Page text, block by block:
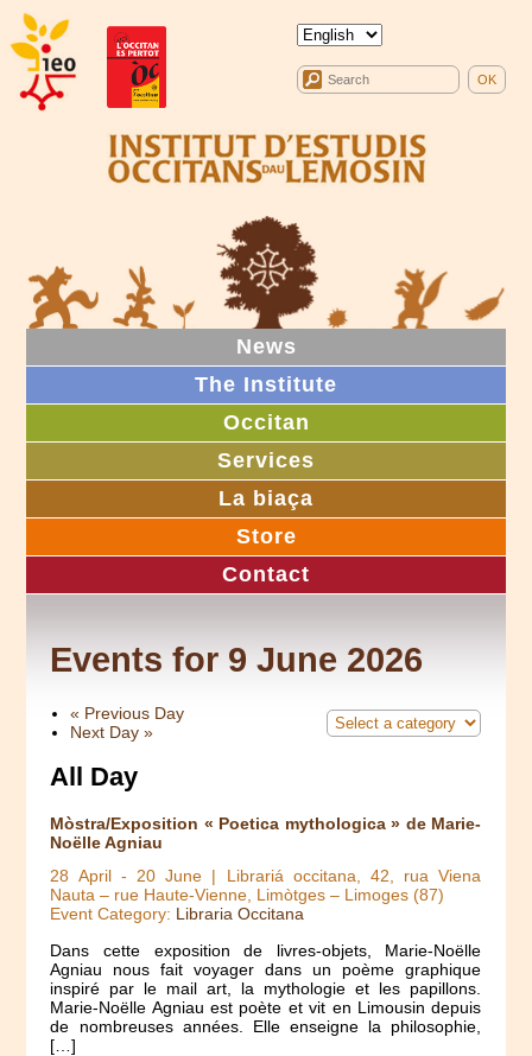
News
The Institute
Occitan
Services
La biaça
Store
Contact
Events for 9 June 2026
« Previous Day
Next Day»
All Day
Mòstra/Exposition « Poetica mythologica » de Marie-
Noëlle Agniau
28 April- 20 June | Librariá occitana, 42, rua Viena
Nauta – rue Haute-Vienne, Limòtges – Limoges (87)
Event Category: Libraria Occitana
Dans cette exposition de livres-objets, Marie-Noëlle
Agniau nous fait voyager dans un poème graphique
inspiré par le mail art, la mythologie et les papillons.
Marie-Noëlle Agniau est poète et vit en Limousin depuis
de nombreuses années. Elle enseigne la philosophie,
[…]